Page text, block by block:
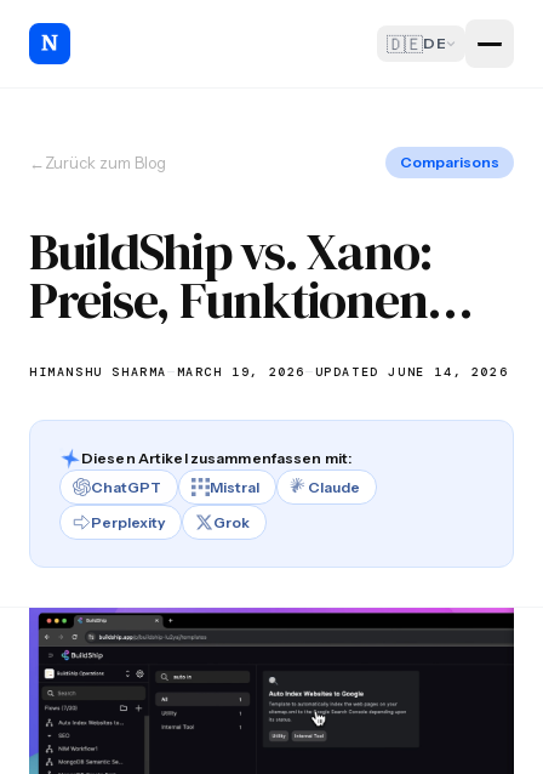
🇩🇪DE
←Zurück zum Blog Comparisons
BuildShip vs. Xano:
Preise, Funktionen
und Anwendungsfälle
für 2026
HIMANSHU SHARMA—MARCH 19, 2026—UPDATED JUNE 14, 2026
Diesen Artikel zusammenfassen mit:
ChatGPT
Mistral
Claude
Perplexity
Grok